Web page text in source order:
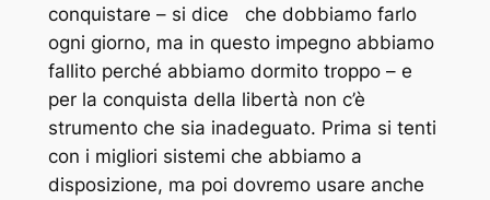
conquistare – si dice che dobbiamo farlo
ogni giorno, ma in questo impegno abbiamo
fallito perché abbiamo dormito troppo – e
per la conquista della libertà non c’è
strumento che sia inadeguato. Prima si tenti
con i migliori sistemi che abbiamo a
disposizione, ma poi dovremo usare anche